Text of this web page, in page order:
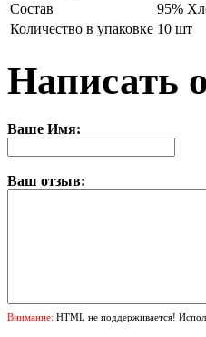
Состав
95%
Количество в упаковке 10 шт
Написать
Ваше Имя:
Ваш отзыв:
Внимание: HTML не поддерживается!